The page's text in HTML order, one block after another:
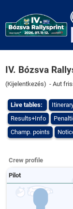
IV. Bózsva
(Kijelentkezés) - Aut
Live tables:
Results+Info
Champ. points
Crew profile
Pilot